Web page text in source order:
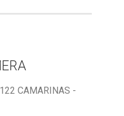
CAMARINAS -